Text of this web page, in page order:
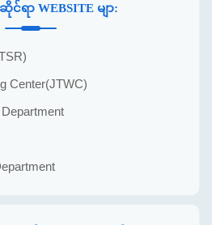
ရာ WEBSITE မျာ:
Center(JTWC)
Department